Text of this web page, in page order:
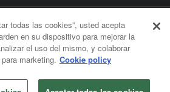
is an agency of The United
Methodist Church
Communications. All Rights Reserved
todas las cookies”, usted acepta
en su dispositivo para mejorar la
el uso del mismo, y colaborar
marketing. Cookie policy